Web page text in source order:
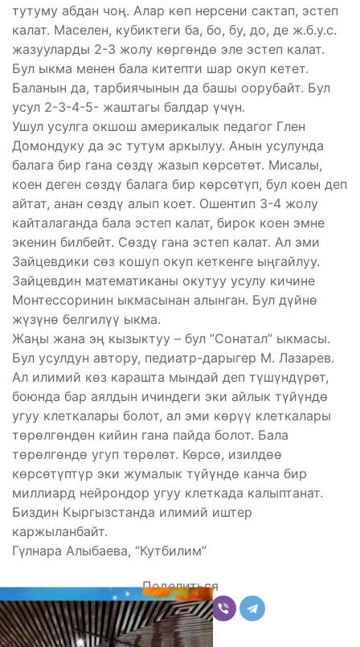
тутуму абдан чоң. Алар көп нерсени сактап, эстеп
калат. Маселен, кубиктеги ба, бо, бу, до, де ж.б.у.с.
жазууларды 2-3 жолу көргөндө эле эстеп калат.
Бул ыкма менен бала китепти шар окуп кетет.
Баланын да, тарбиячынын да башы оорубайт. Бул
усул 2-3-4-5- жаштагы балдар үчүн.
Ушул усулга окшош америкалык педагог Глен
Домондуку да эс тутум аркылуу. Анын усулунда
балага бир гана сөздү жазып көрсөтөт. Мисалы,
коен деген сөздү балага бир көрсөтүп, бул коен деп
айтат, анан сөздү алып коет. Ошентип 3-4 жолу
кайталаганда бала эстеп калат, бирок коен эмне
экенин билбейт. Сөздү гана эстеп калат. Ал эми
Зайцевдики сөз кошуп окуп кеткенге ыңгайлуу.
Зайцевдин математиканы окутуу усулу кичине
Монтессоринин ыкмасынан алынган. Бул дүйнө
жүзүнө белгилүү ыкма.
Жаңы жана эң кызыктуу – бул “Сонатал” ыкмасы.
Бул усулдун автору, педиатр-дарыгер М. Лазарев.
Ал илимий көз карашта мындай деп түшүндүрөт,
боюнда бар аялдын ичиндеги эки айлык түйүндө
угуу клеткалары болот, ал эми көрүү клеткалары
төрөлгөндөн кийин гана пайда болот. Бала
төрөлгөндө угуп төрөлөт. Көрсө, изилдөө
көрсөтүптүр эки жумалык түйүндө канча бир
миллиард нейрондор угуу клеткада калыптанат.
Биздин Кыргызстанда илимий иштер
каржыланбайт.
Гүлнара Алыбаева, “Кутбилим”
Поделиться